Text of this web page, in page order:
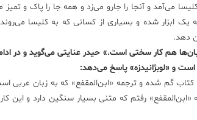
می‌آمد و آنجا را جارو می‌زد و همه جا را پاک و تمیز
ابزار شده و بسیاری از کسانی که به کلیسا می‌روند
دهد.
هم کار سختی است.» حیدر عنایتی می‌گوید و در
و «لوبژانیدزه» پاسخ می‌دهد:
گم شده و ترجمه «ابن‌المقفع» که به زبان عربی
رفتم که متنی بسیار سنگین دارد و این